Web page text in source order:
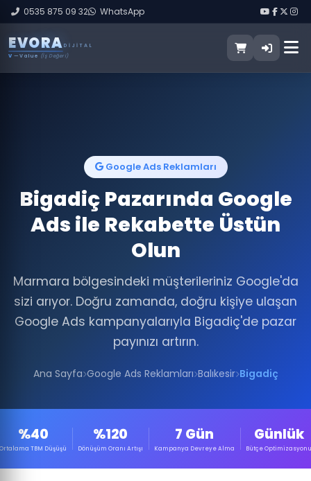
0535 875 09 32 WhatsApp
EVORA DIJITAL
V — Value (İş Değeri)
Google Ads Reklamları
Bigadiç Pazarında Google
Ads ile Rekabette Üstün
Olun
Marmara bölgesindeki müşterileriniz Google'da
sizi arıyor. Doğru zamanda, doğru kişiye ulaşan
Google Ads kampanyalarıyla Bigadiç'de pazar
payınızı artırın.
Ana Sayfa Google Ads Reklamları Balıkesir Bigadiç
%40
Ortalama TBM Düşüşü
%120
Dönüşüm Oranı Artışı
7 Gün
Kampanya Devreye Alma
Günlük
Bütçe Optimizasyonu